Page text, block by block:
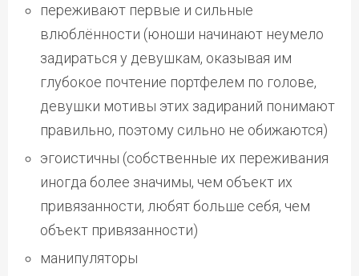
переживают первые и сильные
влюблённости (юноши начинают неумело
задираться у девушкам, оказывая им
глубокое почтение портфелем по голове,
девушки мотивы этих задираний понимают
правильно, поэтому сильно не обижаются)
эгоистичны (собственные их переживания
иногда более значимы, чем объект их
привязанности, любят больше себя, чем
объект привязанности)
манипуляторы